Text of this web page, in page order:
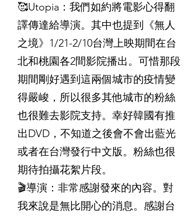
🥰Utopia：我們如約將電影心得翻
譯傳達給導演。其中也提到《無人
之境》1/21-2/10台灣上映期間在台
北和桃園各2間影院播出。可惜那段
期間剛好遇到這兩個城市的疫情變
得嚴峻，所以很多其他城市的粉絲
也很難去影院支持。幸好韓國有推
出DVD，不知道之後會不會出藍光
或者在台灣發行中文版。粉絲也很
期待拍攝花絮片段。
🎬導演：非常感謝發來的內容。對
我來說是無比開心的消息。感謝台